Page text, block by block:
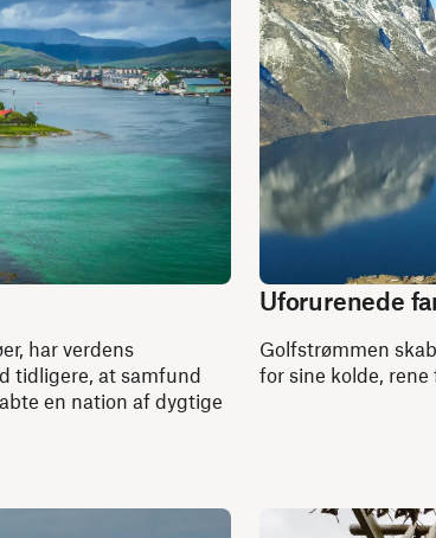
har verdens
tidligere, at samfund
en nation af dygtige
Uforurenede
Golfstrømmen
for sine kolde,